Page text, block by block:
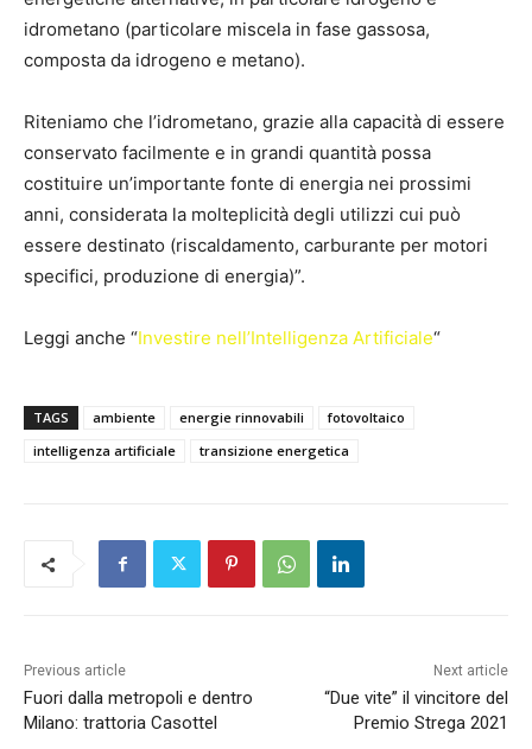
idrometano (particolare miscela in fase gassosa,
composta da idrogeno e metano).
Riteniamo che l’idrometano, grazie alla capacità di essere
conservato facilmente e in grandi quantità possa
costituire un’importante fonte di energia nei prossimi
anni, considerata la molteplicità degli utilizzi cui può
essere destinato (riscaldamento, carburante per motori
specifici, produzione di energia)”.
Leggi anche “Investire nell’Intelligenza Artificiale“
TAGS ambiente energie rinnovabili
fotovoltaico
intelligenza artificiale
transizione energetica
Previous article
Fuori dalla metropoli e dentro
Milano: trattoria Casottel
Next article
“Due vite” il vincitore del
Premio Strega 2021